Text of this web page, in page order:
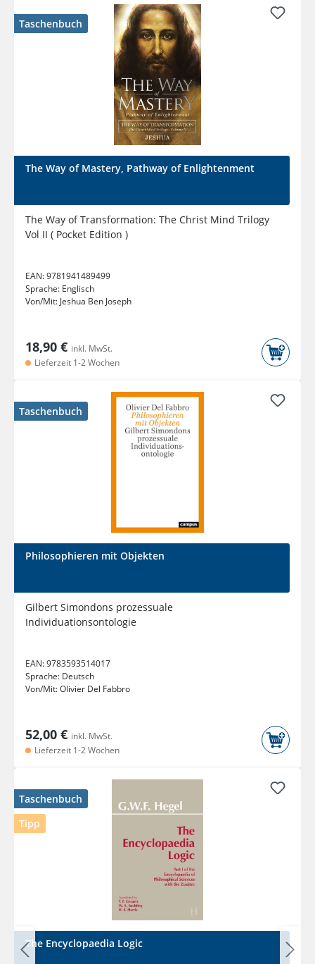
Taschenbuch
The Way of Mastery, Pathway of Enlightenment
The Way of Transformation: The Christ Mind Trilogy
Vol II ( Pocket Edition )
EAN:9781941489499
Sprache: Englisch
Von/Mit: Jeshua Ben Joseph
18,90 € inkl. MwSt.
Lieferzeit 1-2 Wochen
Taschenbuch
Philosophieren mit Objekten
Gilbert Simondons prozessuale
Individuationsontologie
EAN:9783593514017
Sprache: Deutsch
Von/Mit:Olivier Del Fabbro
52,00 € inkl. MwSt.
Lieferzeit 1-2 Wochen
Taschenbuch
Tipp
The Encyclopaedia Logic